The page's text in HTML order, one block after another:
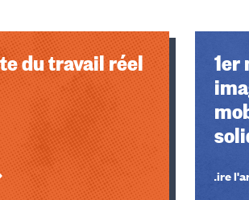
du travail réel
1er
Lire